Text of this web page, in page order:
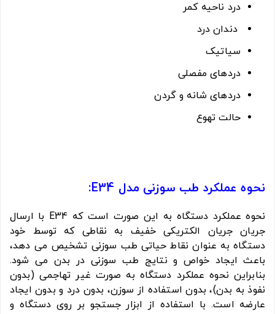
درد ناحیه کمر
دندان درد
سیاتیک
دردهای مفصلی
دردهای شانه و گردن
حالت تهوع
نحوه عملکرد طب سوزنی مدل E34:
نحوه عملکرد دستگاه به این صورت است که E34 با ارسال
جریان جریان الکتریکی خفیف به نقاطی که توسط خود
دستگاه به عنوان نقاط حیاتی طب سوزنی تشخیص می دهد،
باعث ایجاد خواص و نتایج طب سوزنی در بدن می شود.
بنابراین نحوه عملکرد دستگاه به صورت غیر تهاجمی (بدون
نفوذ به بدن)، بدون استفاده از سوزن، بدون درد و بدون ایجاد
عارضه است. با استفاده از ابزار جستجو بر روی دستگاه و